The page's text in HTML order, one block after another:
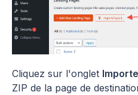
Cliquez sur l'onglet
ZIP de la page de